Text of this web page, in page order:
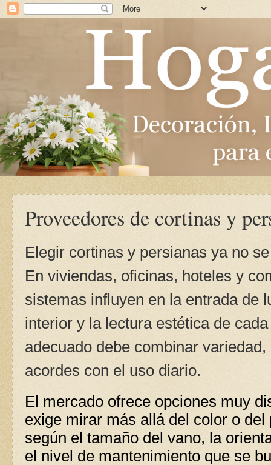
Proveedores de cortinas y
Elegir cortinas y persianas ya no
En viviendas, oficinas, hoteles y
sistemas influyen en la entrada de
interior y la lectura estética de
adecuado debe combinar
acordes con el uso diario.
El mercado ofrece opciones muy
exige mirar más allá del color o
según el tamaño del vano, la
el nivel de mantenimiento que se